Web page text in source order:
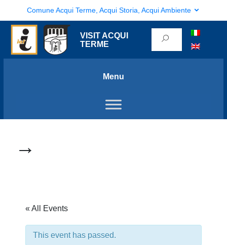
Comune Acqui Terme, Acqui Storia, Acqui Ambiente
VISIT ACQUI
TERME
Menu
→
« All Events
This event has passed.